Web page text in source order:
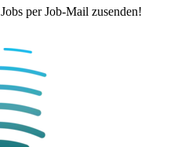
per Job-Mail zusenden!